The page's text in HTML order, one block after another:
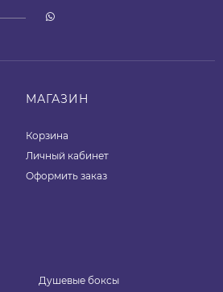
МАГАЗИН
Корзина
Личный кабинет
Оформить заказ
Душевые боксы